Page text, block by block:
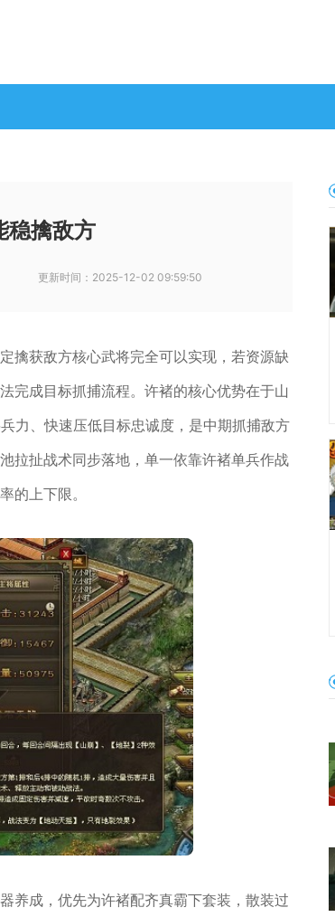
稳擒敌方
更新时间： 2025-12-02 09:59:50
擒获敌方核心武将完全可以实现，若资源缺
完成目标抓捕流程。许褚的核心优势在于山
力、快速压低目标忠诚度，是中期抓捕敌方
拉扯战术同步落地，单一依靠许褚单兵作战
的上下限。
养成，优先为许褚配齐真霸下套装，散装过